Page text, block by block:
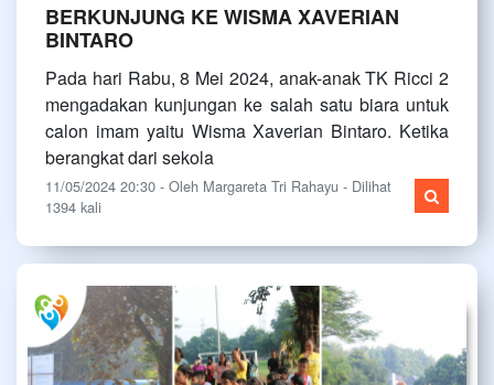
BERKUNJUNG KE WISMA XAVERIAN
BINTARO
Pada hari Rabu, 8 Mei 2024, anak-anak TK Ricci 2
mengadakan kunjungan ke salah satu biara untuk
calon imam yaitu Wisma Xaverian Bintaro. Ketika
berangkat dari sekola
11/05/2024 20:30 - Oleh Margareta Tri Rahayu - Dilihat
1394 kali